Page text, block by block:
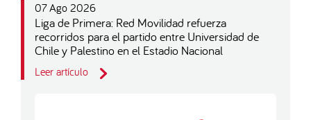
07 Ago 2026
Liga de Primera: Red Movilidad refuerza
recorridos para el partido entre Universidad de
Chile y Palestino en el Estadio Nacional
Leer artículo